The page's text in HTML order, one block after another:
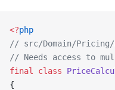
<?php
// src/Domain/
// Needs access to
final
class
{